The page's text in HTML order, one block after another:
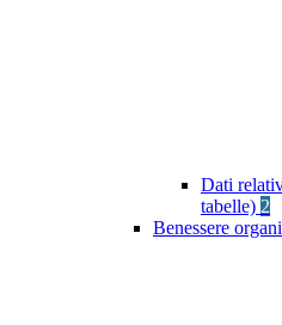
Dati
tabelle) 2
Benessere